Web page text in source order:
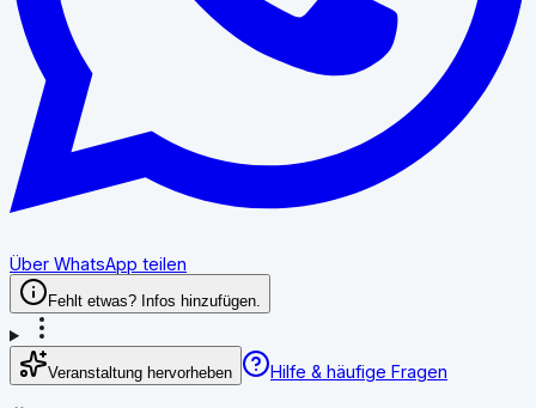
Über WhatsApp teilen
Fehlt etwas? Infos hinzufügen.
Veranstaltung hervorheben Hilfe & häufige Fragen